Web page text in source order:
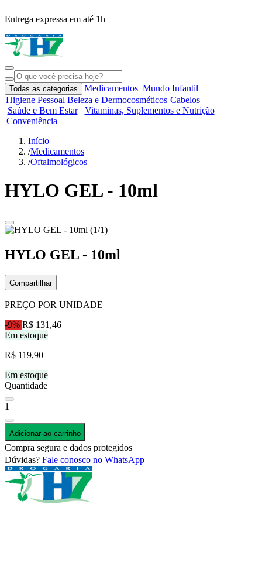
Entrega expressa em até 1h
Todas as categorias Medicamentos Mundo Infantil
Higiene Pessoal Beleza e Dermocosméticos Cabelos
Saúde e Bem Estar
Vitaminas, Suplementos e Nutrição
Conveniência
Início
/Medicamentos
/Oftalmológicos
HYLO GEL - 10ml
HYLO GEL - 10ml
Compartilhar
PREÇO POR UNIDADE
-9% R$ 131,46
Em estoque
R$ 119,90
Em estoque
Quantidade
1
Adicionar ao carrinho
Compra segura e dados protegidos
Dúvidas? Fale conosco no WhatsApp